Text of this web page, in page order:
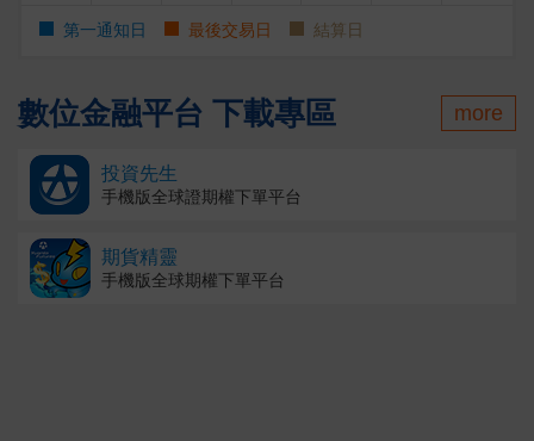
第一通知日 最後交易日 結算日
數位金融平台 下載專區 more
投資先生
手機版全球證期權下單平台
期貨精靈
手機版全球期權下單平台